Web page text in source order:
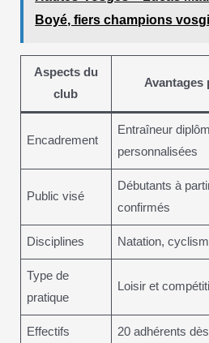
Boyé, fiers champions
Aspects du
club
Avantages
Encadrement
Entraîneur
personnalisées
Public visé
Débutants à
confirmés
Disciplines Natation,
Type de
pratique
Loisir et
Effectifs 20 adhérents